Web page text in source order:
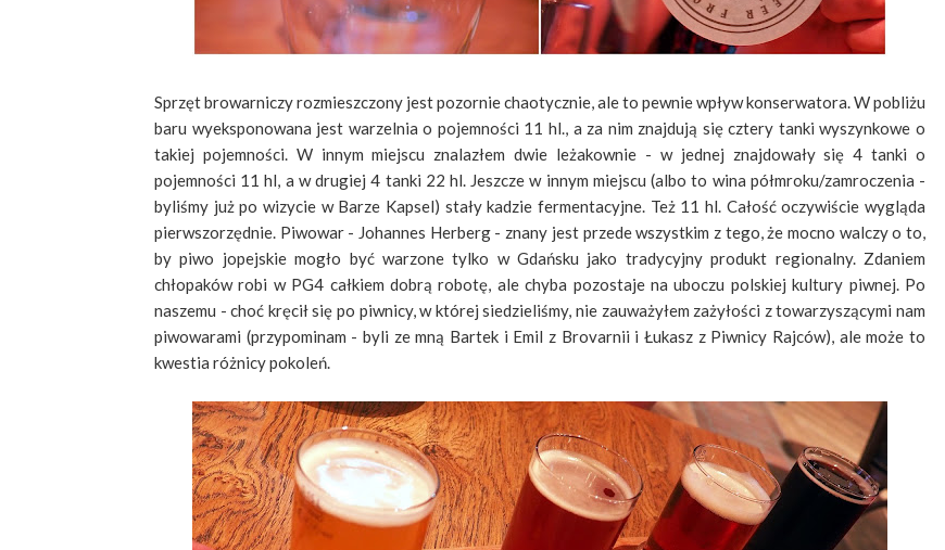
Sprzęt browarniczy rozmieszczony jest pozornie chaotycznie, ale to pewnie wpływ konserwatora. W pobliżu
baru wyeksponowana jest warzelnia o pojemności 11 hl., a za nim znajdują się cztery tanki wyszynkowe o
takiej pojemności. W innym miejscu znalazłem dwie leżakownie - w jednej znajdowały się 4 tanki o
pojemności 11 hl, a w drugiej 4 tanki 22 hl. Jeszcze w innym miejscu (albo to wina półmroku/zamroczenia -
byliśmy już po wizycie w Barze Kapsel) stały kadzie fermentacyjne. Też 11 hl. Całość oczywiście wygląda
pierwszorzędnie. Piwowar - Johannes Herberg - znany jest przede wszystkim z tego, że mocno walczy o to,
by piwo jopejskie mogło być warzone tylko w Gdańsku jako tradycyjny produkt regionalny. Zdaniem
chłopaków robi w PG4 całkiem dobrą robotę, ale chyba pozostaje na uboczu polskiej kultury piwnej. Po
naszemu - choć kręcił się po piwnicy, w której siedzieliśmy, nie zauważyłem zażyłości z towarzyszącymi nam
piwowarami (przypominam - byli ze mną Bartek i Emil z Brovarnii i Łukasz z Piwnicy Rajców), ale może to
kwestia różnicy pokoleń.